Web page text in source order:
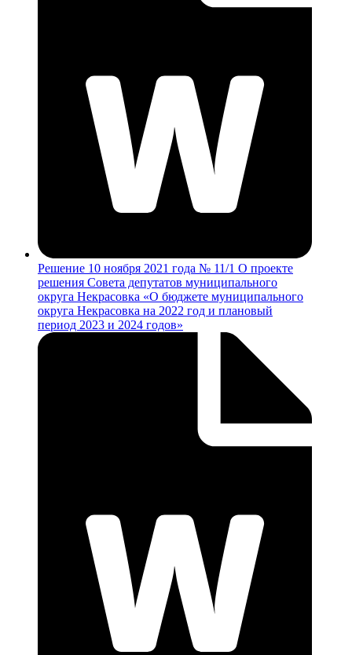
Решение 10 ноября 2021 года № 11/1 О проекте
решения Совета депутатов муниципального
округа Некрасовка «О бюджете муниципального
округа Некрасовка на 2022 год и плановый
период 2023 и 2024 годов»